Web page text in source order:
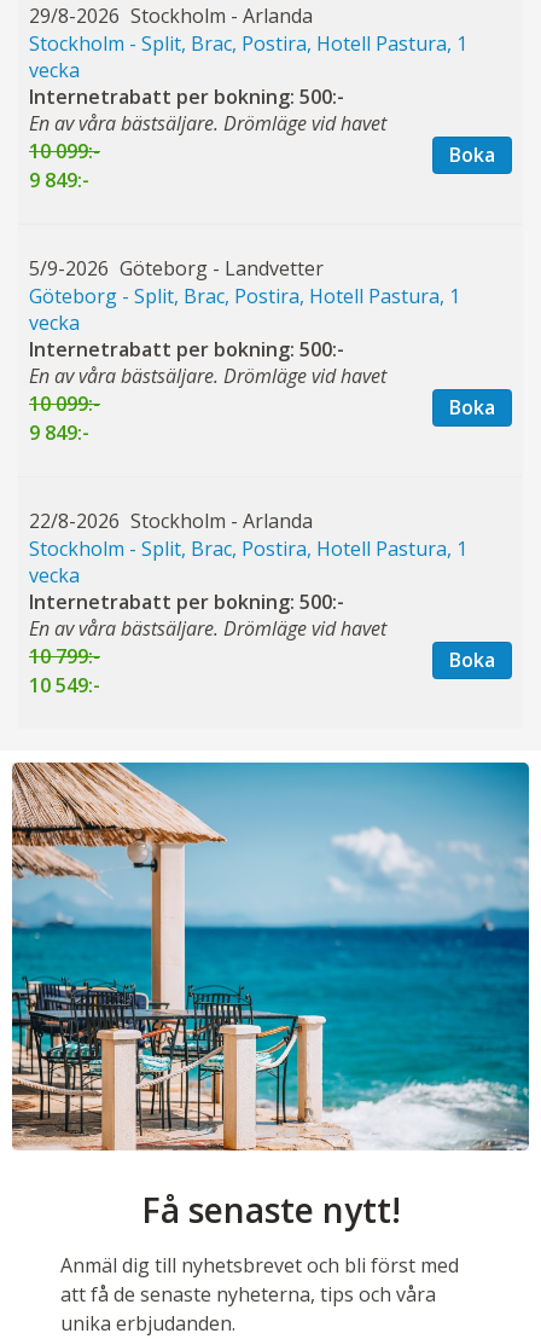
29/8-2026 Stockholm - Arlanda
Stockholm - Split, Brac, Postira, Hotell Pastura, 1
vecka
Internetrabatt per bokning: 500:-
En av våra bästsäljare. Drömläge vid havet
10 099:-
9 849:-
Boka
5/9-2026 Göteborg - Landvetter
Göteborg - Split, Brac, Postira, Hotell Pastura, 1
vecka
Internetrabatt per bokning: 500:-
En av våra bästsäljare. Drömläge vid havet
10 099:-
9 849:-
Boka
22/8-2026 Stockholm - Arlanda
Stockholm - Split, Brac, Postira, Hotell Pastura, 1
vecka
Internetrabatt per bokning: 500:-
En av våra bästsäljare. Drömläge vid havet
10 799:-
10 549:-
Boka
Få senaste nytt!
Anmäl dig till nyhetsbrevet och bli först med
att få de senaste nyheterna, tips och våra
unika erbjudanden.